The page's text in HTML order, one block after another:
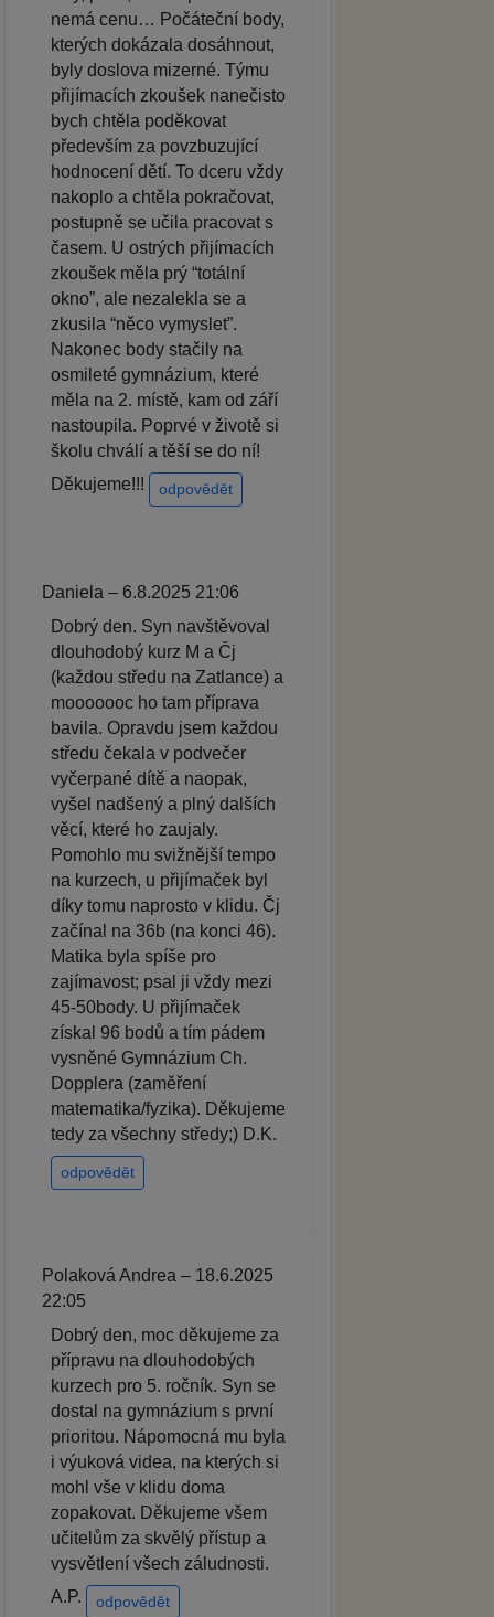
nemá cenu… Počáteční body,
kterých dokázala dosáhnout,
byly doslova mizerné. Týmu
přijímacích zkoušek nanečisto
bych chtěla poděkovat
především za povzbuzující
hodnocení dětí. To dceru vždy
nakoplo a chtěla pokračovat,
postupně se učila pracovat s
časem. U ostrých přijímacích
zkoušek měla prý “totální
okno”, ale nezalekla se a
zkusila “něco vymyslet”.
Nakonec body stačily na
osmileté gymnázium, které
měla na 2. místě, kam od září
nastoupila. Poprvé v životě si
školu chválí a těší se do ní!
Děkujeme!!!
odpovědět
Daniela – 6.8.2025 21:06
Dobrý den. Syn navštěvoval
dlouhodobý kurz M a Čj
(každou středu na Zatlance) a
mooooooc ho tam příprava
bavila. Opravdu jsem každou
středu čekala v podvečer
vyčerpané dítě a naopak,
vyšel nadšený a plný dalších
věcí, které ho zaujaly.
Pomohlo mu svižnější tempo
na kurzech, u přijímaček byl
díky tomu naprosto v klidu. Čj
začínal na 36b (na konci 46).
Matika byla spíše pro
zajímavost; psal ji vždy mezi
45-50body. U přijímaček
získal 96 bodů a tím pádem
vysněné Gymnázium Ch.
Dopplera (zaměření
matematika/fyzika). Děkujeme
tedy za všechny středy;) D.K.
odpovědět
Polaková Andrea – 18.6.2025
22:05
Dobrý den, moc děkujeme za
přípravu na dlouhodobých
kurzech pro 5. ročník. Syn se
dostal na gymnázium s první
prioritou. Nápomocná mu byla
i výuková videa, na kterých si
mohl vše v klidu doma
zopakovat. Děkujeme všem
učitelům za skvělý přístup a
vysvětlení všech záludnosti.
A.P.
odpovědět